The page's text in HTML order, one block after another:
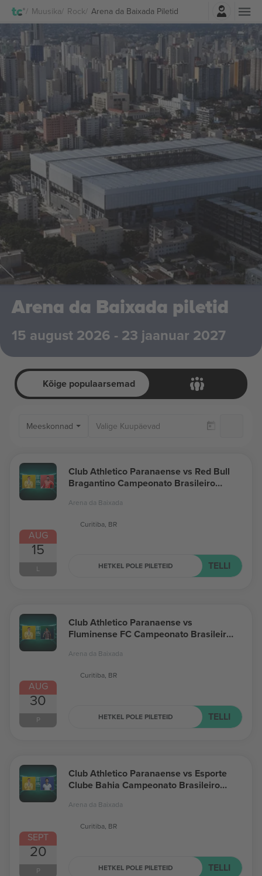
Muusika Rock Arena da Baixada Piletid
Logi sisse
Arena da Baixada piletid
15 august 2026 - 23 jaanuar 2027
Kõige populaarsemad
Meeskonnad
AUG
15
L
Club Athletico Paranaense vs Red Bull
Bragantino Campeonato Brasileiro
Arena da Baixada
Curitiba, BR
HETKEL POLE PILETEID TELLI
AUG
30
P
Club Athletico Paranaense vs
Fluminense FC Campeonato Brasileiro
Arena da Baixada
Curitiba, BR
HETKEL POLE PILETEID TELLI
SEPT
20
P
Club Athletico Paranaense vs Esporte
Clube Bahia Campeonato Brasileiro
Arena da Baixada
Curitiba, BR
HETKEL POLE PILETEID TELLI